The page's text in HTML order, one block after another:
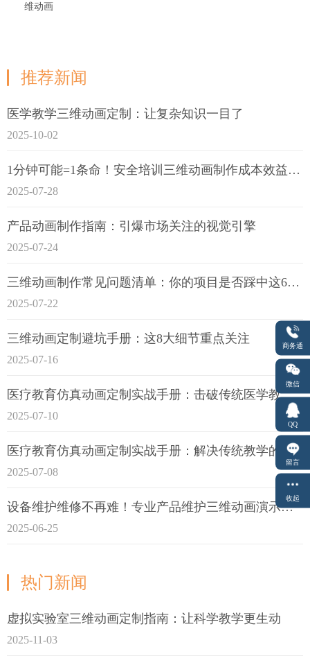
维动画
推荐新闻
医学教学三维动画定制：让复杂知识一目了
2025-10-02
1分钟可能=1条命！安全培训三维动画制作成本效益深度拆解
2025-07-28
产品动画制作指南：引爆市场关注的视觉引擎
2025-07-24
三维动画制作常见问题清单：你的项目是否踩中这6大技术雷区？
2025-07-22
三维动画定制避坑手册：这8大细节重点关注
2025-07-16
医疗教育仿真动画定制实战手册：击破传统医学教育7大痛点
2025-07-10
医疗教育仿真动画定制实战手册：解决传统教学的7大痛点
2025-07-08
设备维护维修不再难！专业产品维护三维动画演示定制指南
2025-06-25
热门新闻
虚拟实验室三维动画定制指南：让科学教学更生动
2025-11-03
商务通
微信
QQ
留言
收起